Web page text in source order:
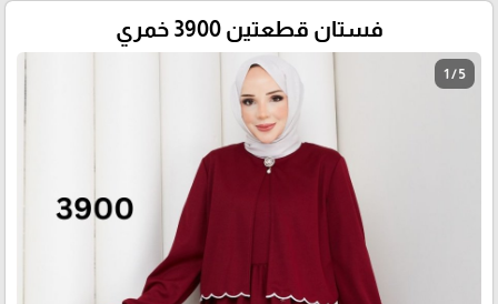
فستان قطعتين 3900 خمري
1 / 5